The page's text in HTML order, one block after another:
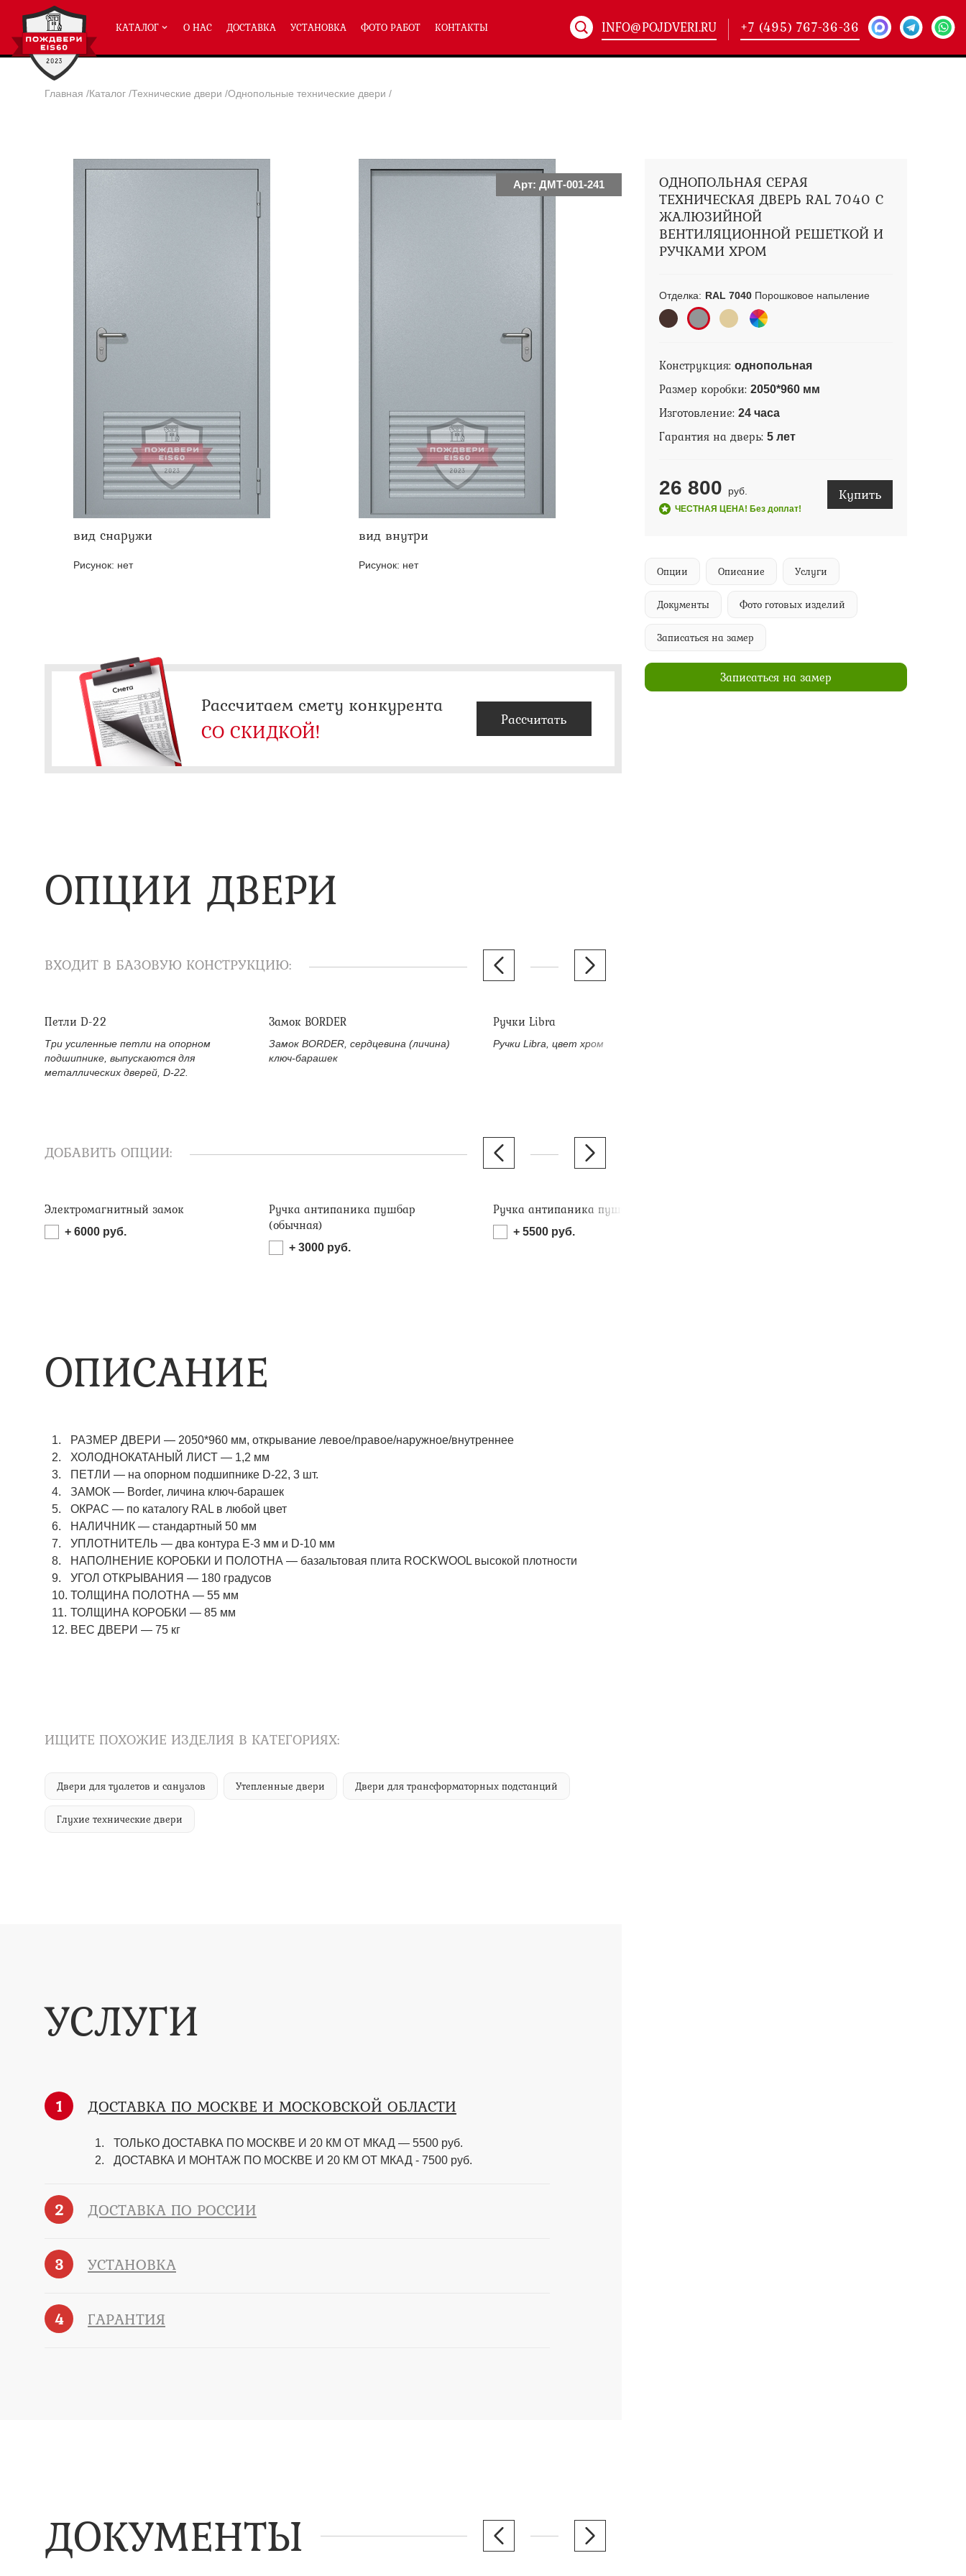
КАТАЛОГ
Полуторные двери ei-60
Глухие двери ei-60
Остекленные двери ei-60
Полуторные технические двери
Двупольные технические двери(178)
О НАС ДОСТАВКА УСТАНОВКА ФОТО РАБОТ КОНТАКТЫ INFO@POJDVERI.RU +7 (495) 767-36-36
Главная /Каталог /Технические двери /Однопольные технические двери /
Арт: ДМТ-001-241
вид снаружи
Рисунок: нет
вид внутри
Рисунок: нет
ОДНОПОЛЬНАЯ СЕРАЯ
ТЕХНИЧЕСКАЯ ДВЕРЬ RAL 7040 С
ЖАЛЮЗИЙНОЙ
ВЕНТИЛЯЦИОННОЙ РЕШЕТКОЙ И
РУЧКАМИ ХРОМ
Отделка: RAL 7040Порошковое напыление
Конструкция: однопольная
Размер коробки: 2050*960 мм
Изготовление: 24 часа
Гарантия на дверь: 5 лет
26 800 руб.
ЧЕСТНАЯ ЦЕНА! Без доплат!
Купить
Опции Описание Услуги
Документы Фото готовых изделий
Записаться на замер
Записаться на замер
Рассчитаем смету конкурента
СО СКИДКОЙ! Рассчитать
ОПЦИИ ДВЕРИ
ВХОДИТ В БАЗОВУЮ КОНСТРУКЦИЮ:
Петли D-22
Три усиленные петли на опорном
подшипнике, выпускаются для
металлических дверей, D-22.
Замок BORDER
Замок BORDER, сердцевина (личина)
ключ-барашек
Ручки Libra
Ручки Libra, цвет хром
ДОБАВИТЬ ОПЦИИ:
Электромагнитный замок
+ 6000 руб.
Ручка антипаника пушбар
(обычная)
+ 3000 руб.
Ручка антипаника пушбар (штанга)
+ 5500 руб.
ОПИСАНИЕ
РАЗМЕР ДВЕРИ — 2050*960 мм, открывание левое/правое/наружное/внутреннее
ХОЛОДНОКАТАНЫЙ ЛИСТ — 1,2 мм
ПЕТЛИ — на опорном подшипнике D-22, 3 шт.
ЗАМОК — Border, личина ключ-барашек
ОКРАС — по каталогу RAL в любой цвет​​​​​​​
НАЛИЧНИК — стандартный 50 мм
УПЛОТНИТЕЛЬ — два контура Е-3 мм и D-10 мм
НАПОЛНЕНИЕ КОРОБКИ И ПОЛОТНА — базальтовая плита ROCKWOOL высокой плотности
УГОЛ ОТКРЫВАНИЯ — 180 градусов
ТОЛЩИНА ПОЛОТНА — 55 мм
ТОЛЩИНА КОРОБКИ — 85 мм
ВЕС ДВЕРИ — 75 кг
ИЩИТЕ ПОХОЖИЕ ИЗДЕЛИЯ В КАТЕГОРИЯХ:
Двери для туалетов и санузлов Утепленные двери Двери для трансформаторных подстанций
Глухие технические двери
УСЛУГИ
1 ДОСТАВКА ПО МОСКВЕ И МОСКОВСКОЙ ОБЛАСТИ
ТОЛЬКО ДОСТАВКА ПО МОСКВЕ И 20 КМ ОТ МКАД — 5500 руб.
ДОСТАВКА И МОНТАЖ ПО МОСКВЕ И 20 КМ ОТ МКАД - 7500 руб.
2 ДОСТАВКА ПО РОССИИ
3 УСТАНОВКА
4 ГАРАНТИЯ
ДОКУМЕНТЫ